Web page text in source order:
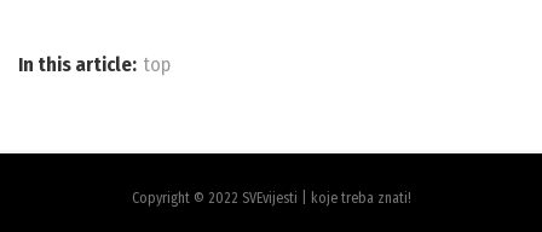
In this article: top
Copyright © 2022 SVEvijesti | koje treba znati!